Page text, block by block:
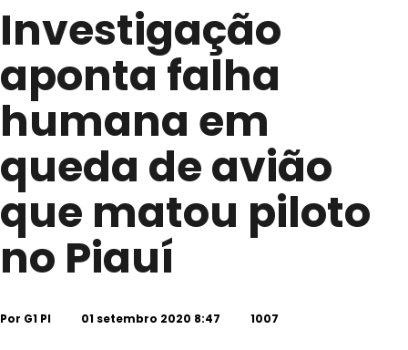
Investigação
aponta falha
humana em
queda de avião
que matou piloto
no Piauí
Por G1 PI 01 setembro 2020 8:47 1007